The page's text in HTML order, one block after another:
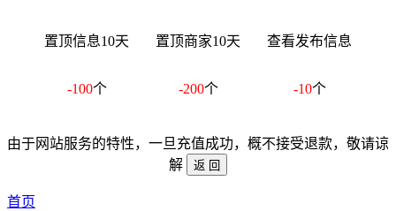
置顶信息10天 置顶商家10天 查看发布信息
-100个 -200个 -10个
由于网站服务的特性，一旦充值成功，概不接受退款，敬请谅
解
首页